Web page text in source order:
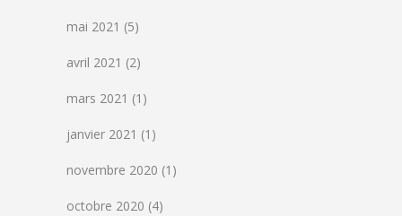
mai 2021 (5)
avril 2021 (2)
mars 2021 (1)
janvier 2021 (1)
novembre 2020 (1)
octobre 2020 (4)